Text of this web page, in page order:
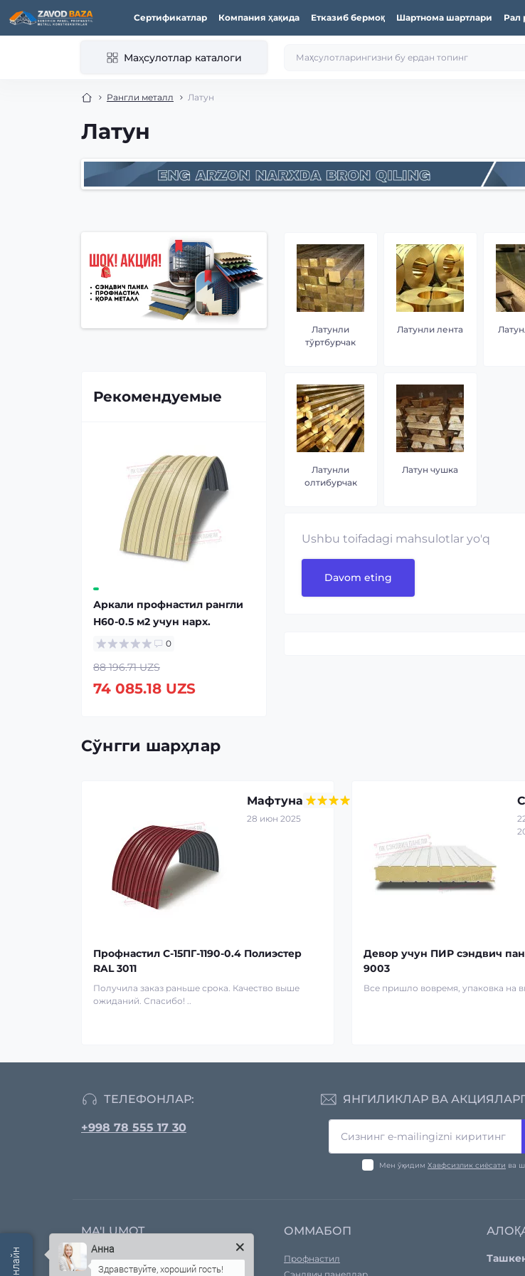
Сертификатлар Компания ҳақида Етказиб бермоқ Шартнома шартлари Рал
Маҳсулотлар каталоги
Рангли металл Латун
Латун
Рекомендуемые
Аркали профнастил рангли
Н60-0.5 м2 учун нарх.
0
88 196.71 UZS
74 085.18 UZS
Латунли
тўртбурчак
Латунли лента
Латунли
олтибурчак
Латун чушка
Ushbu toifadagi mahsulotlar yo'q
Davom eting
Сўнгги шарҳлар
Мафтуна
28 июн 2025
Профнастил С-15ПГ-1190-0.4 Полиэстер
RAL 3011
Получила заказ раньше срока. Качество выше
ожиданий. Спасибо! ..
Девор учун ПИР сэндвич
9003
Все пришло вовремя, упаковка на
ТЕЛЕФОНЛАР:
+998 78 555 17 30
ЯНГИЛИКЛАР ВА
Мен ўқидим Хавфсизлик сиёсати ва
MA'LUMOT
Компания ҳақида
ОММАБОП
Профнастил
Анна